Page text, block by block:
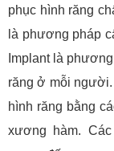
phục hình răng
là phương pháp
Implant là
răng ở mỗi
hình răng bằng
xương hàm.